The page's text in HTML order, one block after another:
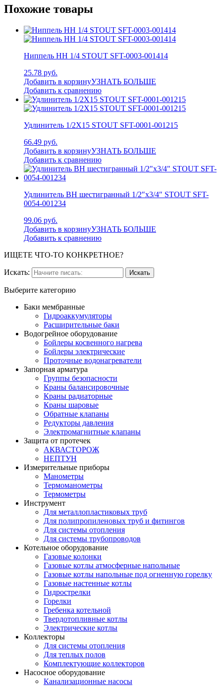
Похожие товары
Ниппель НН 1/4 STOUT SFT-0003-001414
25.78 руб.
Добавить в корзинуУЗНАТЬ БОЛЬШЕ
Добавить к сравнению
Удлинитель 1/2X15 STOUT SFT-0001-001215
66.49 руб.
Добавить в корзинуУЗНАТЬ БОЛЬШЕ
Добавить к сравнению
Удлинитель ВН шестигранный 1/2″x3/4″ STOUT SFT-
0054-001234
99.06 руб.
Добавить в корзинуУЗНАТЬ БОЛЬШЕ
Добавить к сравнению
ИЩЕТЕ ЧТО-ТО КОНКРЕТНОЕ?
Искать:
Выберите категорию
Баки мембранные
Гидроаккумуляторы
Расширительные баки
Водогрейное оборудование
Бойлеры косвенного нагрева
Бойлеры электрические
Проточные водонагреватели
Запорная арматура
Группы безопасности
Краны балансировочные
Краны радиаторные
Краны шаровые
Обратные клапаны
Редукторы давления
Электромагнитные клапаны
Защита от протечек
АКВАСТОРОЖ
НЕПТУН
Измерительные приборы
Манометры
Термоманометры
Термометры
Инструмент
Для металлопластиковых труб
Для полипропиленовых труб и фитингов
Для системы отопления
Для системы трубопроводов
Котельное оборудование
Газовые колонки
Газовые котлы атмосферные напольные
Газовые котлы напольные под огненную горелку
Газовые настенные котлы
Гидрострелки
Горелки
Гребенка котельной
Твердотопливные котлы
Электрические котлы
Коллекторы
Для системы отопления
Для теплых полов
Комплектующие коллекторов
Насосное оборудование
Канализационные насосы